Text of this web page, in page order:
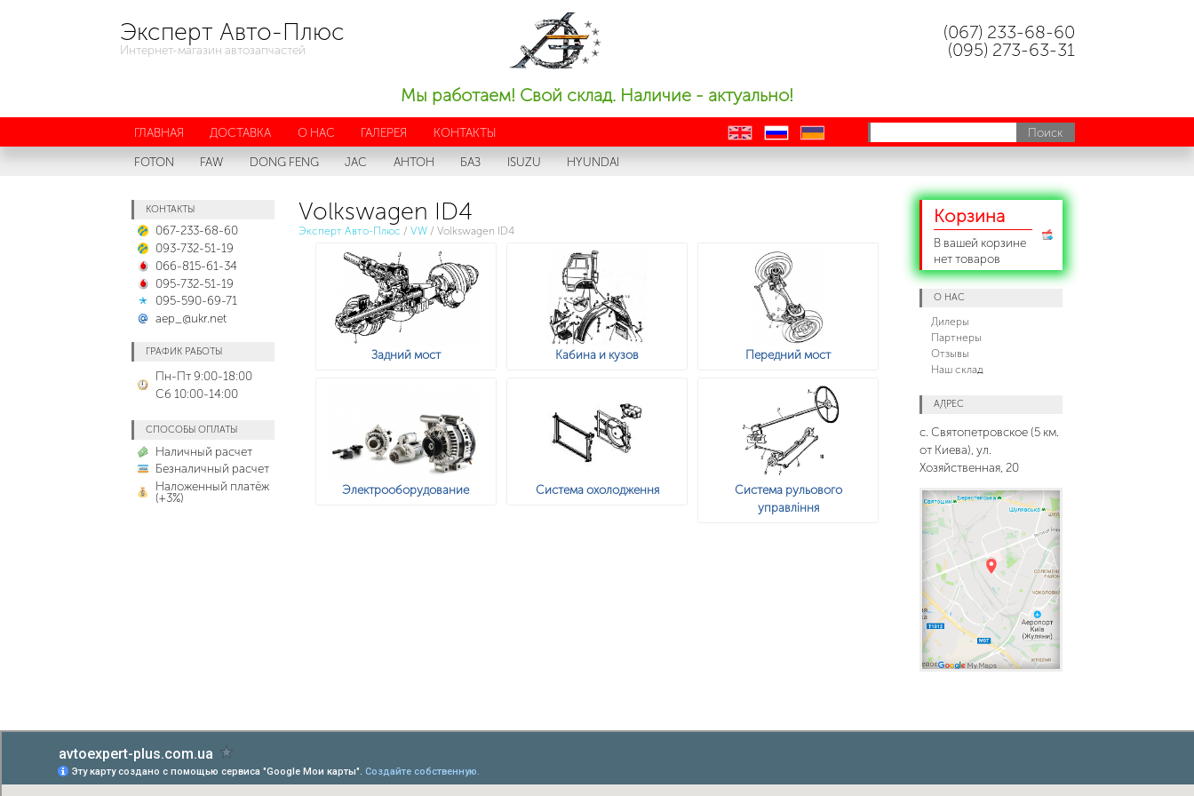
Эксперт Авто-Плюс
Интернет-магазин автозапчастей
(067) 233-68-60
(095) 273-63-31
Мы работаем! Свой склад. Наличие - актуально!
ГЛАВНАЯ ДОСТАВКА О НАС ГАЛЕРЕЯ КОНТАКТЫ en ru
uk
FOTON
FAW DONG FENG JAC АНТОН БАЗ ISUZU HYUNDAI
КОНТАКТЫ
067-233-68-60
093-732-51-19
066-815-61-34
095-732-51-19
095-590-69-71
aep_@ukr.net
ГРАФИК РАБОТЫ
Пн-Пт 9:00-18:00
Сб 10:00-14:00
СПОСОБЫ ОПЛАТЫ
Наличный расчет
Безналичный расчет
Наложенный платёж
(+3%)
Volkswagen ID4
Эксперт Авто-Плюс / VW/ Volkswagen ID4
Задний мост Кабина и кузов Передний мост
Электрооборудование Система охолодження
Система рульового
управління
Корзина
В вашей корзине
нет товаров
О НАС
Дилеры
Партнеры
Отзывы
Наш склад
АДРЕС
с. Святопетровское (5 км.
от Киева), ул.
Хозяйственная, 20